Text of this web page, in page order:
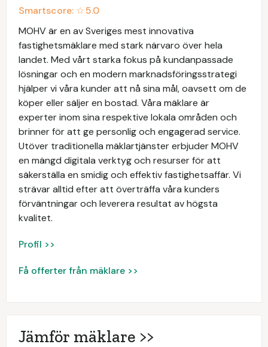
Smartscore: ☆5.0
MOHV är en av Sveriges mest innovativa
fastighetsmäklare med stark närvaro över hela
landet. Med vårt starka fokus på kundanpassade
lösningar och en modern marknadsföringsstrategi
hjälper vi våra kunder att nå sina mål, oavsett om de
köper eller säljer en bostad. Våra mäklare är
experter inom sina respektive lokala områden och
brinner för att ge personlig och engagerad service.
Utöver traditionella mäklartjänster erbjuder MOHV
en mängd digitala verktyg och resurser för att
säkerställa en smidig och effektiv fastighetsaffär. Vi
strävar alltid efter att överträffa våra kunders
förväntningar och leverera resultat av högsta
kvalitet.
Profil >>
Få offerter från mäklare >>
Jämför mäklare >>